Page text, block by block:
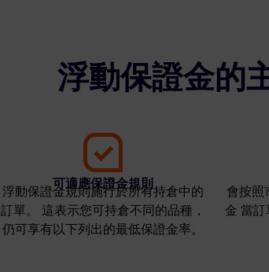
浮動保證金的
可適應保證金規則
浮動保證金規則施行於所有持倉中的
訂單。 這表示您可持倉不同的品種，
仍可享有以下列出的最低保證金率。
會按照
金 當